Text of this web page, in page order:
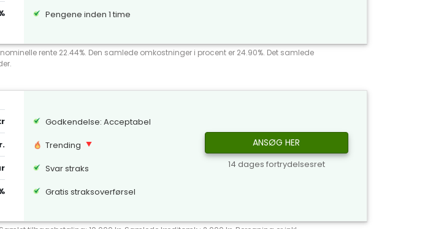
Pengene inden 1 time
rente 22.44%. Den samlede omkostninger i procent er 24.90%. Det samlede
Godkendelse: Acceptabel
Trending
Svar straks
Gratis straksoverførsel
ANSØG HER
14 dages fortrydelsesret